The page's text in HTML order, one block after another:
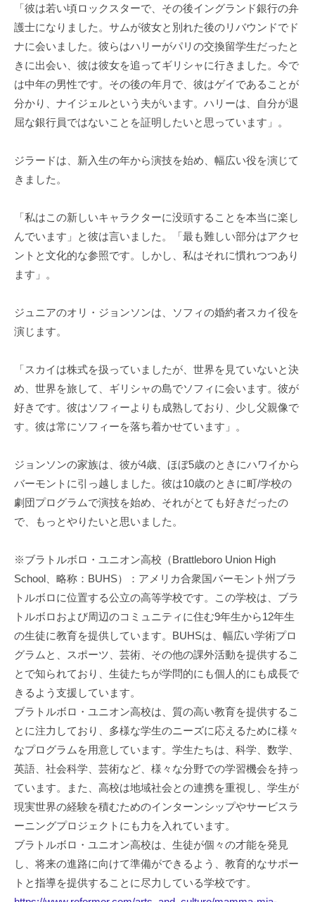
「彼は若い頃ロックスターで、その後イングランド銀行の弁
護士になりました。サムが彼女と別れた後のリバウンドでド
ナに会いました。彼らはハリーがパリの交換留学生だったと
きに出会い、彼は彼女を追ってギリシャに行きました。今で
は中年の男性です。その後の年月で、彼はゲイであることが
分かり、ナイジェルという夫がいます。ハリーは、自分が退
屈な銀行員ではないことを証明したいと思っています」。
ジラードは、新入生の年から演技を始め、幅広い役を演じて
きました。
「私はこの新しいキャラクターに没頭することを本当に楽し
んでいます」と彼は言いました。「最も難しい部分はアクセ
ントと文化的な参照です。しかし、私はそれに慣れつつあり
ます」。
ジュニアのオリ・ジョンソンは、ソフィの婚約者スカイ役を
演じます。
「スカイは株式を扱っていましたが、世界を見ていないと決
め、世界を旅して、ギリシャの島でソフィに会います。彼が
好きです。彼はソフィーよりも成熟しており、少し父親像で
す。彼は常にソフィーを落ち着かせています」。
ジョンソンの家族は、彼が4歳、ほぼ5歳のときにハワイから
バーモントに引っ越しました。彼は10歳のときに町/学校の
劇団プログラムで演技を始め、それがとても好きだったの
で、もっとやりたいと思いました。
※ブラトルボロ・ユニオン高校（Brattleboro Union High
School、略称：BUHS）：アメリカ合衆国バーモント州ブラ
トルボロに位置する公立の高等学校です。この学校は、ブラ
トルボロおよび周辺のコミュニティに住む9年生から12年生
の生徒に教育を提供しています。BUHSは、幅広い学術プロ
グラムと、スポーツ、芸術、その他の課外活動を提供するこ
とで知られており、生徒たちが学問的にも個人的にも成長で
きるよう支援しています。
ブラトルボロ・ユニオン高校は、質の高い教育を提供するこ
とに注力しており、多様な学生のニーズに応えるために様々
なプログラムを用意しています。学生たちは、科学、数学、
英語、社会科学、芸術など、様々な分野での学習機会を持っ
ています。また、高校は地域社会との連携を重視し、学生が
現実世界の経験を積むためのインターンシップやサービスラ
ーニングプロジェクトにも力を入れています。
ブラトルボロ・ユニオン高校は、生徒が個々の才能を発見
し、将来の進路に向けて準備ができるよう、教育的なサポー
トと指導を提供することに尽力している学校です。